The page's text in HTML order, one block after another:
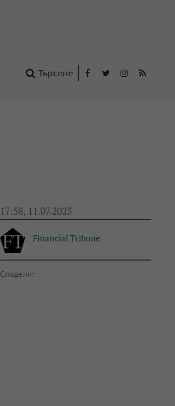
Търсене
17:58, 11.07.2025
Financial Tribune
Сподели: